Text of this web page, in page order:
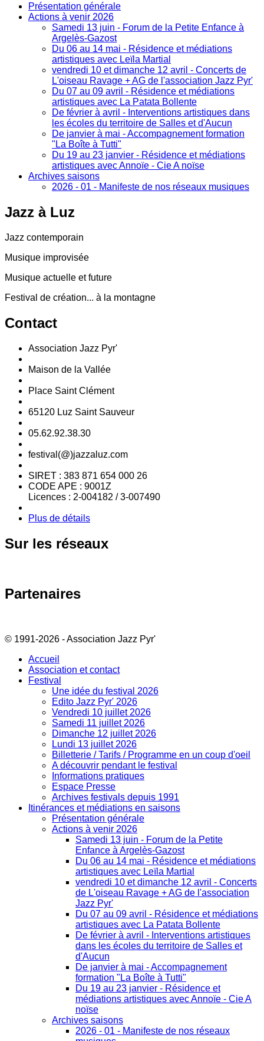
Présentation générale
Actions à venir 2026
Samedi 13 juin - Forum de la Petite Enfance à
Argelès-Gazost
Du 06 au 14 mai - Résidence et médiations
artistiques avec Leïla Martial
vendredi 10 et dimanche 12 avril - Concerts de
L'oiseau Ravage + AG de l'association Jazz Pyr'
Du 07 au 09 avril - Résidence et médiations
artistiques avec La Patata Bollente
De février à avril - Interventions artistiques dans
les écoles du territoire de Salles et d'Aucun
De janvier à mai - Accompagnement formation
"La Boîte à Tutti"
Du 19 au 23 janvier - Résidence et médiations
artistiques avec Annoïe - Cie A noïse
Archives saisons
2026 - 01 - Manifeste de nos réseaux musiques
Jazz à Luz
Jazz contemporain
Musique improvisée
Musique actuelle et future
Festival de création... à la montagne
Contact
Association Jazz Pyr'
Maison de la Vallée
Place Saint Clément
65120 Luz Saint Sauveur
05.62.92.38.30
festival(@)jazzaluz.com
SIRET : 383 871 654 000 26
CODE APE : 9001Z
Licences : 2-004182 / 3-007490
Plus de détails
Sur les réseaux
Partenaires
© 1991-2026 - Association Jazz Pyr'
Accueil
Association et contact
Festival
Une idée du festival 2026
Edito Jazz Pyr' 2026
Vendredi 10 juillet 2026
Samedi 11 juillet 2026
Dimanche 12 juillet 2026
Lundi 13 juillet 2026
Billetterie / Tarifs / Programme en un coup d'oeil
A découvrir pendant le festival
Informations pratiques
Espace Presse
Archives festivals depuis 1991
Itinérances et médiations en saisons
Présentation générale
Actions à venir 2026
Samedi 13 juin - Forum de la Petite
Enfance à Argelès-Gazost
Du 06 au 14 mai - Résidence et médiations
artistiques avec Leïla Martial
vendredi 10 et dimanche 12 avril - Concerts
de L'oiseau Ravage + AG de l'association
Jazz Pyr'
Du 07 au 09 avril - Résidence et médiations
artistiques avec La Patata Bollente
De février à avril - Interventions artistiques
dans les écoles du territoire de Salles et
d'Aucun
De janvier à mai - Accompagnement
formation "La Boîte à Tutti"
Du 19 au 23 janvier - Résidence et
médiations artistiques avec Annoïe - Cie A
noïse
Archives saisons
2026 - 01 - Manifeste de nos réseaux